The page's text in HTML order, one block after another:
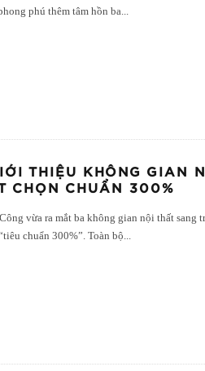
phú thêm tâm hồn ba...
THIỆU KHÔNG GIAN
CHỌN CHUẨN 300%
vừa ra mắt ba không gian nội thất sang
chuẩn 300%”. Toàn bộ...